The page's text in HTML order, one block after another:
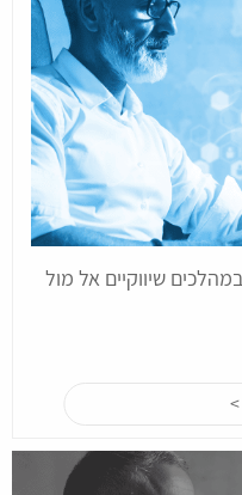
שיווקיים אל מול